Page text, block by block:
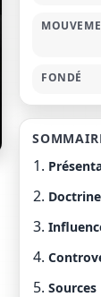
FONDÉ
Sources